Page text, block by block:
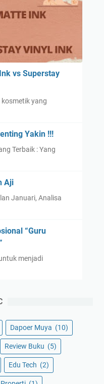
vs Superstay
yang
Yakin !!!
Terbaik : Yang
Aji
Januari, Analisa
“Guru
menjadi
Dapoer Muya (10)
Review Buku (5)
Edu Tech (2)